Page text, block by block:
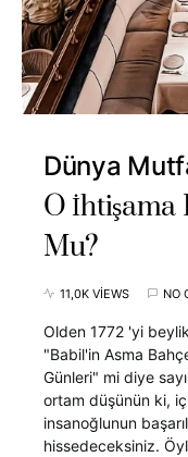
Dünya
O İhtişama
Mu?
11,0K VIEWS NO
Olden 1772 'yi
"Babil'in Asma
Günleri" mi diye
ortam düşünün ki,
insanoğlunun
hissedeceksiniz.